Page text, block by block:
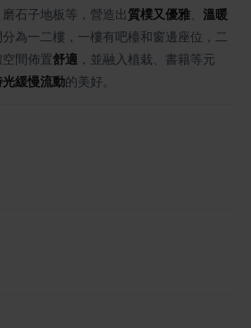
石子地板等，營造出質樸又優雅
溫暖
為一二樓，一樓有吧檯和窗邊座位，二
間佈置舒適 ，並融入植栽、書籍等元
光緩慢流動的美好。